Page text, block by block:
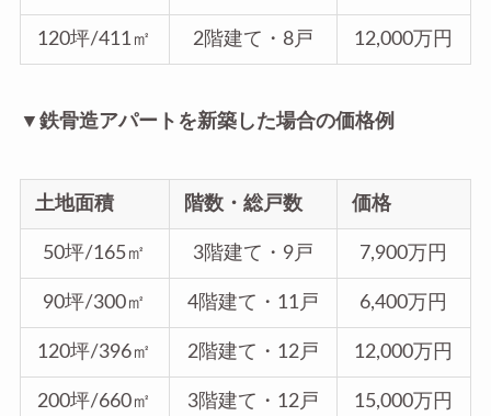
120坪/411㎡ 2階建て・8戸 12,000万円
▼鉄骨造アパートを新築した場合の価格例
土地面積 階数・総戸数 価格
50坪/165㎡ 3階建て・9戸 7,900万円
90坪/300㎡ 4階建て・11戸 6,400万円
120坪/396㎡ 2階建て・12戸 12,000万円
200坪/660㎡ 3階建て・12戸 15,000万円